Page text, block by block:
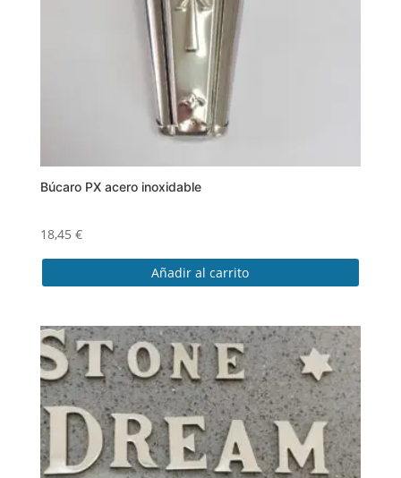
Búcaro PX acero inoxidable
18,45 €
Añadir al carrito